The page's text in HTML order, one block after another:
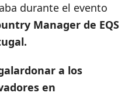
durante el evento
Manager de EQS
a los
en